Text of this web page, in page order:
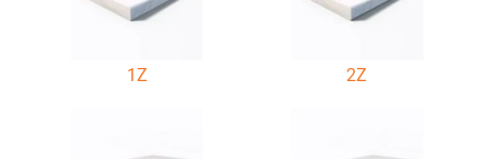
1Z 2Z